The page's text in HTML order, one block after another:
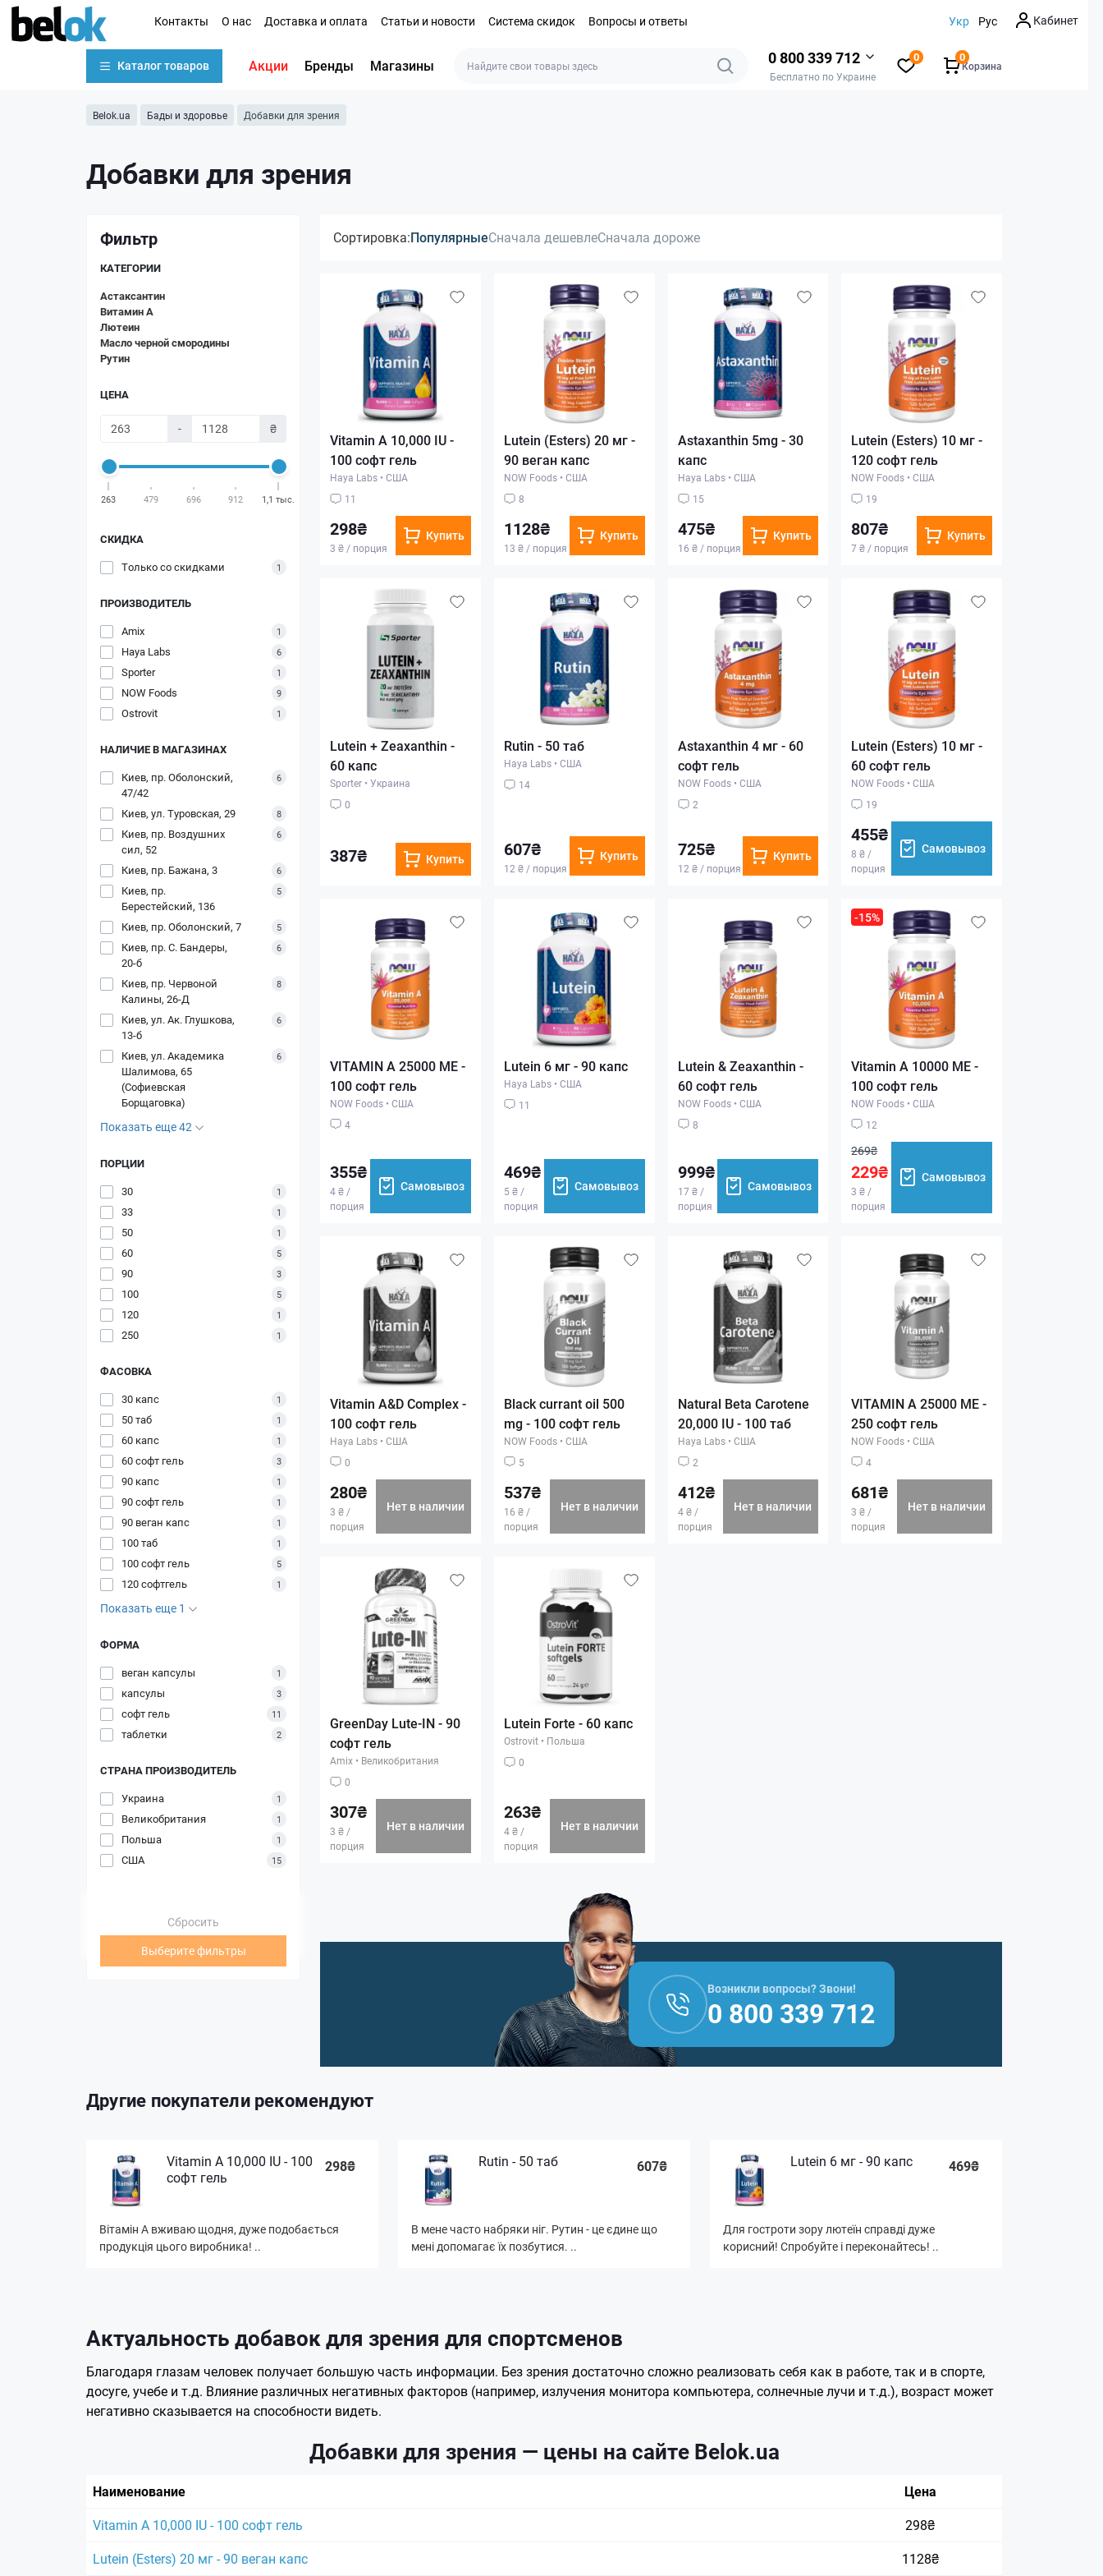
Контакты О нас Доставка и оплата Статьи и новости Система скидок Вопросы и ответы Укр Рус Кабинет
Каталог товаров Акции Бренды Магазины 0 800 339 712
Бесплатно по Украине
0
Корзина
0
Belok.ua Бады и здоровье Добавки для зрения
Добавки для зрения
Фильтр
КАТЕГОРИИ
Астаксантин
Витамин А
Лютеин
Масло черной смородины
Рутин
ЦЕНА
- ₴
263 479 696 912 1,1 тыс.
СКИДКА
Только со cкидками
1
ПРОИЗВОДИТЕЛЬ
Amix
1
Haya Labs 6
Sporter 1
NOW Foods 9
Ostrovit 1
НАЛИЧИЕ В МАГАЗИНАХ
Киев, пр. Оболонский,
47/42
6
Киев, ул. Туровская, 29 8
Киев, пр. Воздушних
сил, 52
6
Киев, пр. Бажана, 3 6
Киев, пр.
Берестейский, 136
5
Киев, пр. Оболонский, 7 5
Киев, пр. С. Бандеры,
20-б
6
Киев, пр. Червоной
Калины, 26-Д
8
Киев, ул. Ак. Глушкова,
13-б
6
Киев, ул. Академика
Шалимова, 65
(Софиевская
Борщаговка)
6
Показать еще 42
ПОРЦИИ
30
1
33 1
50 1
60 5
90 3
100 5
120 1
250 1
ФАСОВКА
30 капс
1
50 таб 1
60 капс 1
60 софт гель 3
90 капс 1
90 софт гель 1
90 веган капс 1
100 таб 1
100 софт гель 5
120 софтгель 1
Показать еще 1
ФОРМА
веган капсулы
1
капсулы 3
софт гель 11
таблетки 2
СТРАНА ПРОИЗВОДИТЕЛЬ
Украина
1
Великобритания 1
Польша 1
США 15
Сбросить
Выберите фильтры
Сортировка:ПопулярныеСначала дешевлеСначала дороже
Vitamin A 10,000 IU -
100 софт гель
Haya Labs • США
11
298₴
3 ₴ / порция
Купить
Lutein (Esters) 20 мг -
90 веган капс
NOW Foods • США
8
1128₴
13 ₴ / порция
Купить
Astaxanthin 5mg - 30
капс
Haya Labs • США
15
475₴
16 ₴ / порция
Купить
Lutein (Esters) 10 мг -
120 софт гель
NOW Foods • США
19
807₴
7 ₴ / порция
Купить
Lutein + Zeaxanthin -
60 капс
Sporter • Украина
0
387₴ Купить
Rutin - 50 таб
Haya Labs • США
14
607₴
12 ₴ / порция
Купить
Astaxanthin 4 мг - 60
софт гель
NOW Foods • США
2
725₴
12 ₴ / порция
Купить
Lutein (Esters) 10 мг -
60 софт гель
NOW Foods • США
19
455₴
8 ₴ /
порция
Самовывоз
VITAMIN A 25000 МЕ -
100 софт гель
NOW Foods • США
4
355₴
4 ₴ /
порция
Самовывоз
Lutein 6 мг - 90 капс
Haya Labs • США
11
469₴
5 ₴ /
порция
Самовывоз
Lutein & Zeaxanthin -
60 софт гель
NOW Foods • США
8
999₴
17 ₴ /
порция
Самовывоз
-15%
Vitamin A 10000 МЕ -
100 софт гель
NOW Foods • США
12
269₴
229₴
3 ₴ /
порция
Самовывоз
Vitamin A&D Complex -
100 софт гель
Haya Labs • США
0
280₴
3 ₴ /
порция
Нет в наличии
Black currant oil 500
mg - 100 софт гель
NOW Foods • США
5
537₴
16 ₴ /
порция
Нет в наличии
Natural Beta Carotene
20,000 IU - 100 таб
Haya Labs • США
2
412₴
4 ₴ /
порция
Нет в наличии
VITAMIN A 25000 МЕ -
250 софт гель
NOW Foods • США
4
681₴
3 ₴ /
порция
Нет в наличии
GreenDay Lute-IN - 90
софт гель
Amix • Великобритания
0
307₴
3 ₴ /
порция
Нет в наличии
Lutein Forte - 60 капс
Ostrovit • Польша
0
263₴
4 ₴ /
порция
Нет в наличии
Возникли вопросы? Звони!
0 800 339 712
Другие покупатели рекомендуют
Vitamin A 10,000 IU - 100
софт гель
298₴
Вітамін А вживаю щодня, дуже подобається
продукція цього виробника! ..
Rutin - 50 таб 607₴
В мене часто набряки ніг. Рутин - це єдине що
мені допомагає їх позбутися. ..
Lutein 6 мг - 90 капс 469₴
Для гостроти зору лютеїн справді дуже
корисний! Спробуйте і переконайтесь! ..
Актуальность добавок для зрения для спортсменов
Благодаря глазам человек получает большую часть информации. Без зрения достаточно сложно реализовать себя как в работе, так и в спорте,
досуге, учебе и т.д. Влияние различных негативных факторов (например, излучения монитора компьютера, солнечные лучи и т.д.), возраст может
негативно сказывается на способности видеть.
Добавки для зрения — цены на сайте Belok.ua
Наименование
Цена
Vitamin A 10,000 IU - 100 софт гель
298₴
Lutein (Esters) 20 мг - 90 веган капс
1128₴